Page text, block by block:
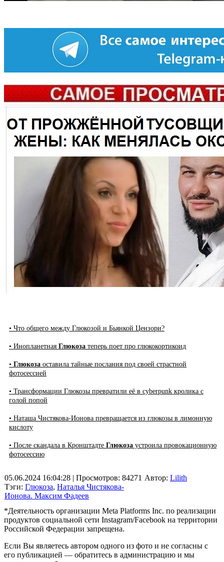
• Что общего между Глюкозой и Бьянкой Цензори?
• Инопланетная Глюкоза теперь поет про глюкокортикоид
• Глюкоза оставила тайные послания под своей страстной
фотосессией
• Трансформации Глюкозы превратили её в cyberpunk кролика с
голой попой
• Наташа Чистякова-Ионова превращается из глюкозы в лимонную
кислоту
• После скандала в Кронштадте Глюкоза устроила провокационную
фотосессию
05.06.2024 16:04:28 | Просмотров: 84271
Тэги: Глюкоза, Наталья Чистякова-
Ионова. Максим Фадеев
Автор: Lilith
*Деятельность организации Meta Platforms Inc. по реализации
продуктов социальной сети Instagram/Facebook на территории
Российской Федерации запрещена.
Если Вы являетесь автором одного из фото и не согласны с
его публикацией — обратитесь в администрацию и мы